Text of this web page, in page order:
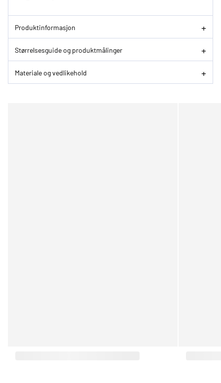
Produktinformasjon
Størrelsesguide og produktmålinger
Materiale og vedlikehold